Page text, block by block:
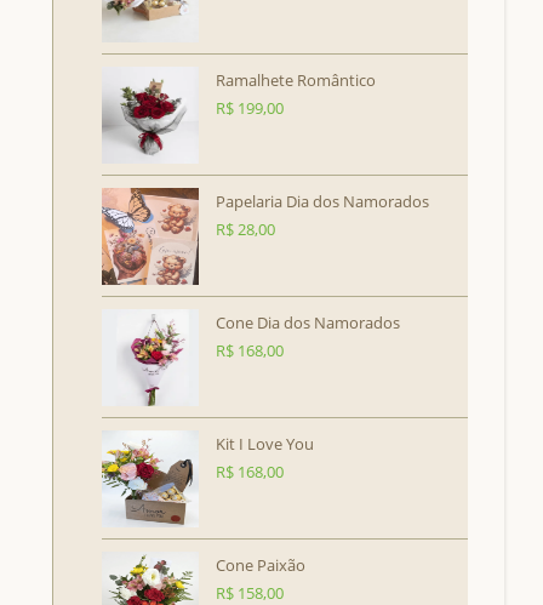
Ramalhete Romântico
R$ 199,00
Papelaria Dia dos Namorados
R$28,00
Cone Dia dos Namorados
R$ 168,00
Kit I Love You
R$ 168,00
Cone Paixão
R$ 158,00